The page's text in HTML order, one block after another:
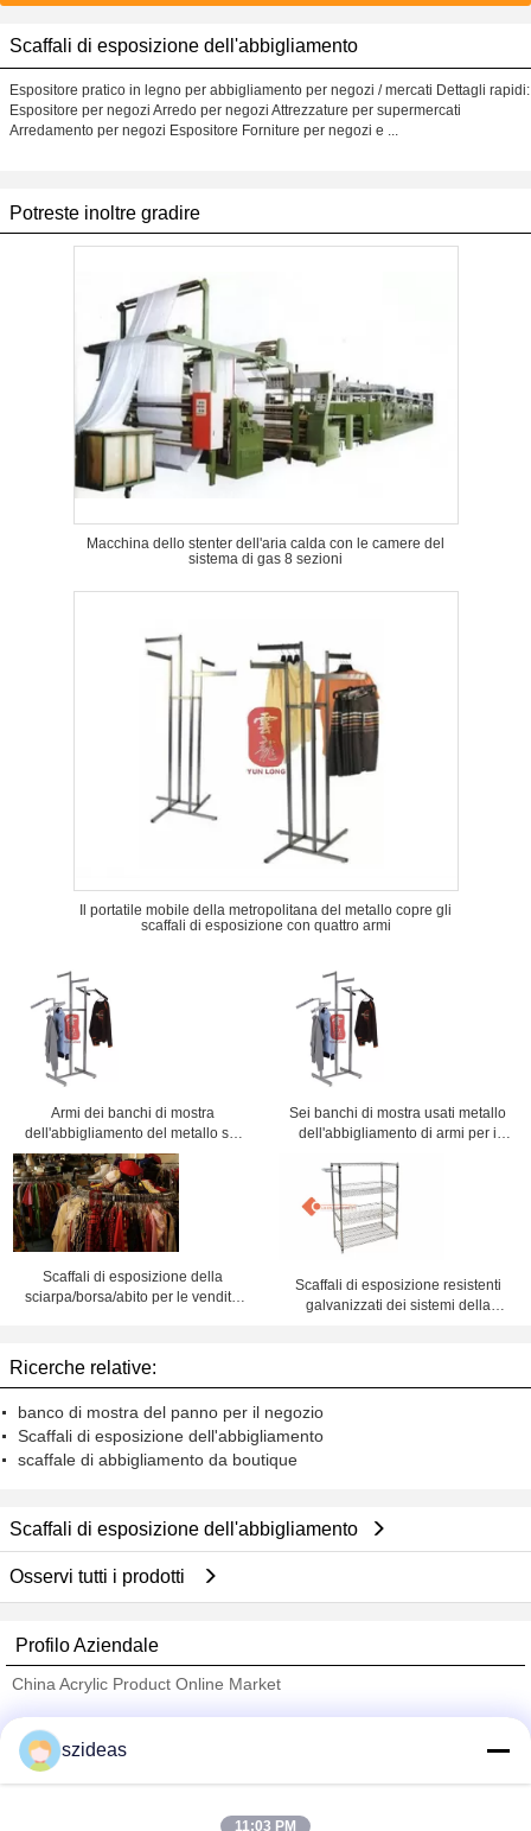
Scaffali di esposizione dell'abbigliamento
Espositore pratico in legno per abbigliamento per negozi / mercati Dettagli rapidi:
Espositore per negozi Arredo per negozi Attrezzature per supermercati
Arredamento per negozi Espositore Forniture per negozi e ...
Potreste inoltre gradire
Macchina dello stenter dell'aria calda con le camere del
sistema di gas 8 sezioni
Il portatile mobile della metropolitana del metallo copre gli
scaffali di esposizione con quattro armi
Armi dei banchi di mostra
dell'abbigliamento del metallo sei
con la placcatura di Chorme per la
vendita al dettaglio
Sei banchi di mostra usati metallo
dell'abbigliamento di armi per i
Scaffali di esposizione della
sciarpa/borsa/abito per le vendite
Scaffali di esposizione resistenti
galvanizzati dei sistemi della
Ricerche relative:
banco di mostra del panno per il negozio
Scaffali di esposizione dell'abbigliamento
scaffale di abbigliamento da boutique
Scaffali di esposizione dell'abbigliamento
Osservi tutti i prodotti
Profilo Aziendale
China Acrylic Product Online Market
Trust Seal
szideas
11:03 PM